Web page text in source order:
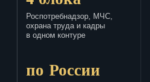
Роспотребнадзор, МЧС,
охрана труда и кадры
в одном контуре
по России